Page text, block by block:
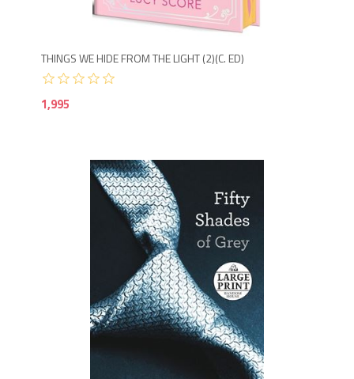
THINGS WE HIDE FROM THE LIGHT (2)(C. ED)
1,995